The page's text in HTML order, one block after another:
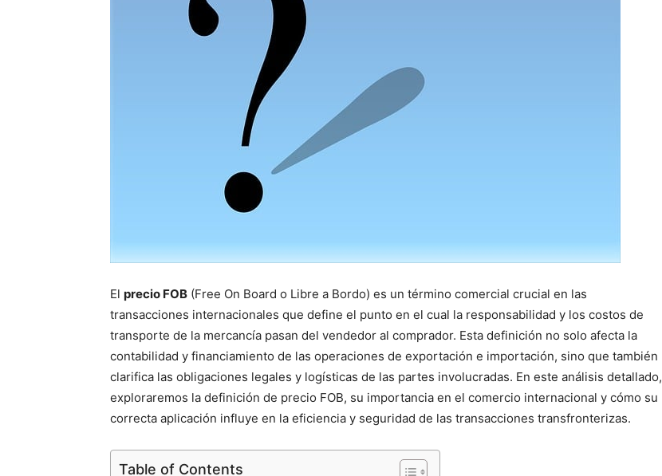
El precio FOB (Free On Board o Libre a Bordo) es un término comercial crucial en las
transacciones internacionales que define el punto en el cual la responsabilidad y los costos de
transporte de la mercancía pasan del vendedor al comprador. Esta definición no solo afecta la
contabilidad y financiamiento de las operaciones de exportación e importación, sino que también
clarifica las obligaciones legales y logísticas de las partes involucradas. En este análisis detallado,
exploraremos la definición de precio FOB, su importancia en el comercio internacional y cómo su
correcta aplicación influye en la eficiencia y seguridad de las transacciones transfronterizas.
Table of Contents